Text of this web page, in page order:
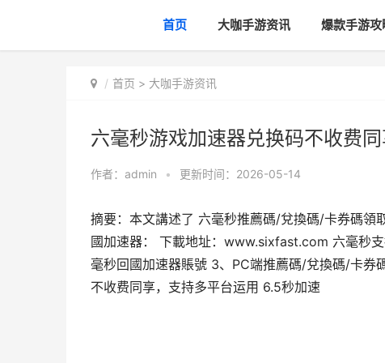
首页 大咖手游资讯 爆款手游攻
首页 > 大咖手游资讯
六毫秒游戏加速器兑换码不收费
作者： admin • 更新时间：2026-05-14
摘要：本文講述了 六毫秒推薦碼/兌換碼/卡券碼領
國加速器： 下載地址：www.sixfast.com 六毫秒
毫秒回國加速器賬號 3、PC端推薦碼/兌換碼/卡券
不收费同享，支持多平台运用 6.5秒加速